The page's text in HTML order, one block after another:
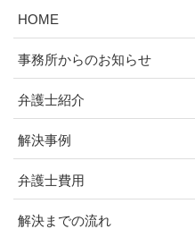
HOME
事務所からのお知らせ
弁護士紹介
解決事例
弁護士費用
解決までの流れ